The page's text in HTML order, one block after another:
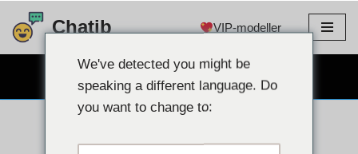
Hoppa
Chatib VIP-modeller
GRATIS WEBCAM CHATT
We've detected you might be
speaking a different language. Do
you want to change to: